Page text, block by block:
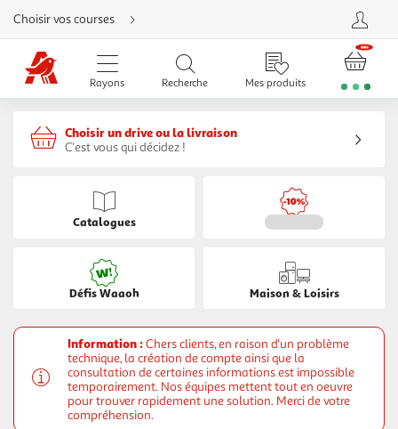
Aller
directement
au
contenu
Aller
directement
la
directement
à
Choisir vos courses
Rayons Recherche Mes produits
Maison & Loisirs
Catalogues
Défis Waaoh
Choisir un drive ou la livraison
C'est vous qui décidez !
Information :Chers clients, en raison d'un problème
technique, la création de compte ainsi que la
consultation de certaines informations est impossible
temporairement. Nos équipes mettent tout en oeuvre
pour trouver rapidement une solution. Merci de votre
compréhension.